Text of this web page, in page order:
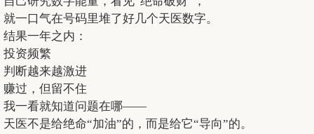
就一口气在号码里堆了好几个天医数字。
结果一年之内：
投资频繁
判断越来越激进
赚过，但留不住
我一看就知道问题在哪——
天医不是给绝命“加油”的，而是给它“导向”的。